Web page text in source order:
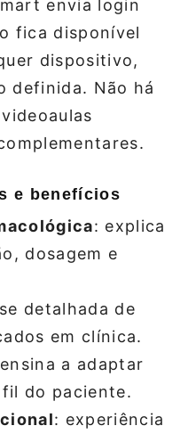
envia login
fica disponível
dispositivo,
definida. Não há
e benefícios
: explica
dosagem e
detalhada de
em clínica.
a adaptar
do paciente.
: experiência